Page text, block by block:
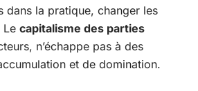
dans la pratique, changer les
Le capitalisme des parties
n’échappe pas à des
et de domination.